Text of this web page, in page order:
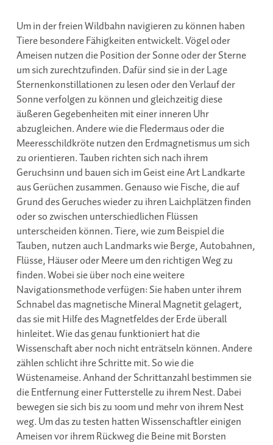
Um in der freien Wildbahn navigieren zu können haben
Tiere besondere Fähigkeiten entwickelt. Vögel oder
Ameisen nutzen die Position der Sonne oder der Sterne
um sich zurechtzufinden. Dafür sind sie in der Lage
Sternenkonstillationen zu lesen oder den Verlauf der
Sonne verfolgen zu können und gleichzeitig diese
äußeren Gegebenheiten mit einer inneren Uhr
abzugleichen. Andere wie die Fledermaus oder die
Meeresschildkröte nutzen den Erdmagnetismus um sich
zu orientieren. Tauben richten sich nach ihrem
Geruchsinn und bauen sich im Geist eine Art Landkarte
aus Gerüchen zusammen. Genauso wie Fische, die auf
Grund des Geruches wieder zu ihren Laichplätzen finden
oder so zwischen unterschiedlichen Flüssen
unterscheiden können. Tiere, wie zum Beispiel die
Tauben, nutzen auch Landmarks wie Berge, Autobahnen,
Flüsse, Häuser oder Meere um den richtigen Weg zu
finden. Wobei sie über noch eine weitere
Navigationsmethode verfügen: Sie haben unter ihrem
Schnabel das magnetische Mineral Magnetit gelagert,
das sie mit Hilfe des Magnetfeldes der Erde überall
hinleitet. Wie das genau funktioniert hat die
Wissenschaft aber noch nicht enträtseln können. Andere
zählen schlicht ihre Schritte mit. So wie die
Wüstenameise. Anhand der Schrittanzahl bestimmen sie
die Entfernung einer Futterstelle zu ihrem Nest. Dabei
bewegen sie sich bis zu 100m und mehr von ihrem Nest
weg. Um das zu testen hatten Wissenschaftler einigen
Ameisen vor ihrem Rückweg die Beine mit Borsten